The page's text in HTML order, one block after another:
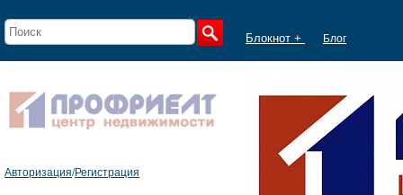
Блокнот + Блог
Авторизация/Регистрация